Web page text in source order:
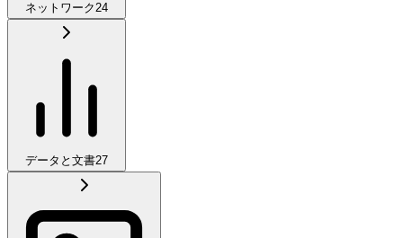
ネットワーク24
データと文書27